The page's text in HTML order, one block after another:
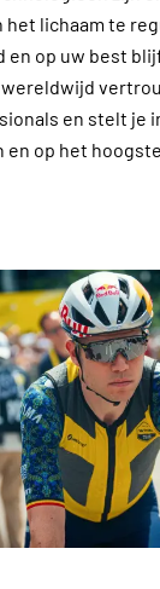
lichaam te
en op uw best
wereldwijd
en stelt je
en op het